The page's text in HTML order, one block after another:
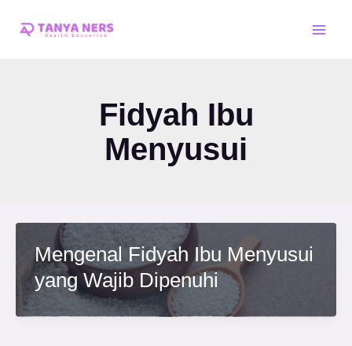
Fidyah Ibu
Menyusui
Mengenal Fidyah Ibu Menyusui
yang Wajib Dipenuhi